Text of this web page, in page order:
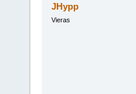
JHypp
Vieras